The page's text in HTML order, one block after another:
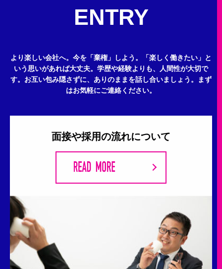
ENTRY
より楽しい会社へ。今を「棄権」しよう。
「楽しく働きたい」と
いう思いがあれば大丈夫。 学歴や経験よりも、人間性が大切で
す。 お互い包み隠さずに、ありのままを話し合いましょう。
まず
はお気軽にご連絡ください。
面接や採用の流れについて